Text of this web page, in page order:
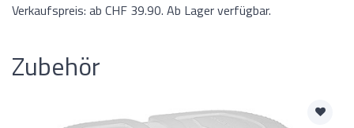
Verkaufspreis: ab CHF 39.90. Ab Lager verfügbar.
Zubehör